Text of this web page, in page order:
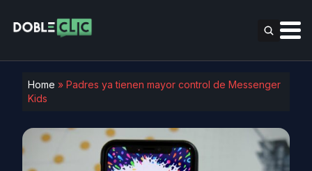
Home » Padres ya tienen mayor control de Messenger
Kids